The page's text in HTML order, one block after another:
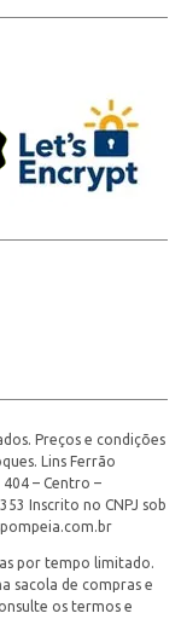
Preços e condições
Lins Ferrão
– Centro –
Inscrito no CNPJ sob
por tempo limitado.
sacola de compras e
os termos e